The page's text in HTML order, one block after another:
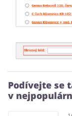
Podívejte se
v